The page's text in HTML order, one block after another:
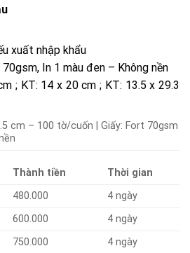
xuất nhập khẩu
In 1 màu đen – Không nền
; KT: 14 x 20 cm ; KT: 13.5 x 29.3
cm – 100 tờ/cuốn | Giấy: Fort 70gsm
Thành tiền
Thời gian
480.000
4 ngày
600.000
4 ngày
750.000
4 ngày